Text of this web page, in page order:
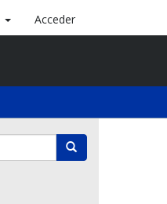
Acceder